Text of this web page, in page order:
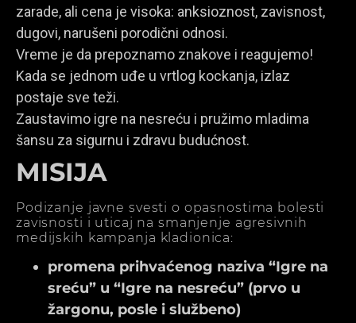
zarade, ali cena je visoka: anksioznost, zavisnost,
dugovi, narušeni porodični odnosi.
Vreme je da prepoznamo znakove i reagujemo!
Kada se jednom uđe u vrtlog kockanja, izlaz
postaje sve teži.
Zaustavimo igre na nesreću i pružimo mladima
šansu za sigurnu i zdravu budućnost.
MISIJA
Podizanje javne svesti o opasnostima bolesti
zavisnosti i uticaj na smanjenje agresivnih
medijskih kampanja kladionica:
promena prihvaćenog naziva “Igre na
sreću” u “Igre na nesreću” (prvo u
žargonu, posle i službeno)